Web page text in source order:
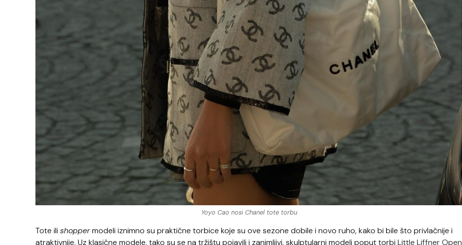
Yoyo Cao nosi Chanel tote torbu
Tote ili shoppermodeli iznimno su praktične torbice koje su ove sezone dobile i novo ruho, kako bi bile što privlačnije i
atraktivnije. Uz klasične modele, tako su se na tržištu pojavili i zanimljivi, skulptularni modeli poput torbi Little Liffner Open